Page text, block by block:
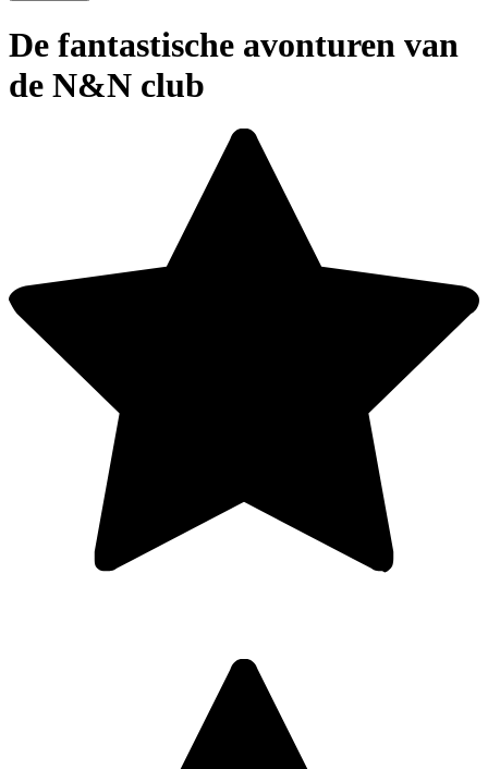
De fantastische avonturen van
de N&N club